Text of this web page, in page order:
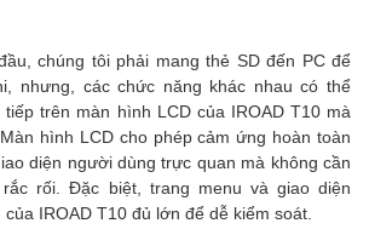
chúng tôi phải mang thẻ SD đến PC để
nhưng, các chức năng khác nhau có thể
trên màn hình LCD của IROAD T10 mà
hình LCD cho phép cảm ứng hoàn toàn
diện người dùng trực quan mà không cần
rối. Đặc biệt, trang menu và giao diện
IROAD T10 đủ lớn để dễ kiểm soát.